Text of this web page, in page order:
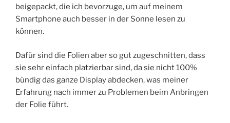
beigepackt, die ich bevorzuge, um auf meinem
Smartphone auch besser in der Sonne lesen zu
können.
Dafür sind die Folien aber so gut zugeschnitten, dass
sie sehr einfach platzierbar sind, da sie nicht 100%
bündig das ganze Display abdecken, was meiner
Erfahrung nach immer zu Problemen beim Anbringen
der Folie führt.